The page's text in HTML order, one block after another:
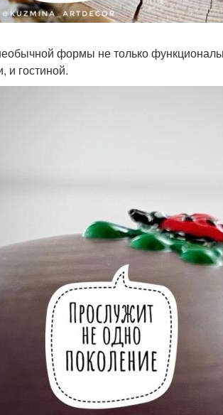
формы не только
и гостиной.